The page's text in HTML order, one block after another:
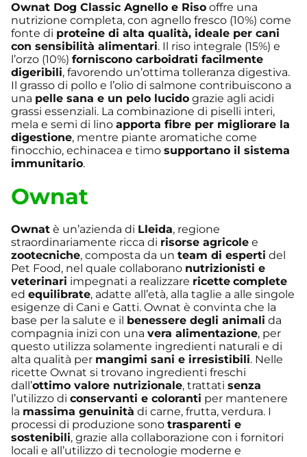
Ownat Dog Classic Agnello e Riso offre una
nutrizione completa, con agnello fresco (10%) come
fonte di proteine di alta qualità, ideale per cani
con sensibilità alimentari. Il riso integrale (15%) e
l’orzo (10%) forniscono carboidrati facilmente
digeribili, favorendo un’ottima tolleranza digestiva.
Il grasso di pollo e l’olio di salmone contribuiscono a
una pelle sana e un pelo lucido grazie agli acidi
grassi essenziali. La combinazione di piselli interi,
mela e semi di lino apporta fibre per migliorare la
digestione, mentre piante aromatiche come
finocchio, echinacea e timo supportano il sistema
immunitario.
Ownat
Ownat è un’azienda di Lleida, regione
straordinariamente ricca di risorse agricole e
zootecniche, composta da un team di esperti del
Pet Food, nel quale collaborano nutrizionisti e
veterinari impegnati a realizzare ricette complete
ed equilibrate, adatte all’età, alla taglie a alle singole
esigenze di Cani e Gatti. Ownat è convinta che la
base per la salute e il benessere degli animali da
compagnia inizi con una vera alimentazione, per
questo utilizza solamente ingredienti naturali e di
alta qualità per mangimi sani e irresistibili. Nelle
ricette Ownat si trovano ingredienti freschi
dall’ottimo valore nutrizionale, trattati senza
l’utilizzo di conservanti e coloranti per mantenere
la massima genuinità di carne, frutta, verdura. I
processi di produzione sono trasparenti e
sostenibili, grazie alla collaborazione con i fornitori
locali e all’utilizzo di tecnologie moderne e